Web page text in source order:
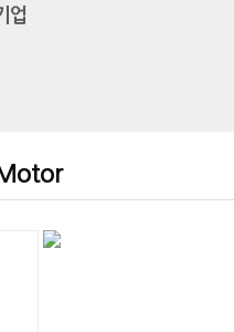
업
22H-12V-CMC